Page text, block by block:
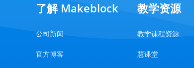
了解 Makeblock
公司新闻
官方博客
教学资源
教学课程资源
慧课堂